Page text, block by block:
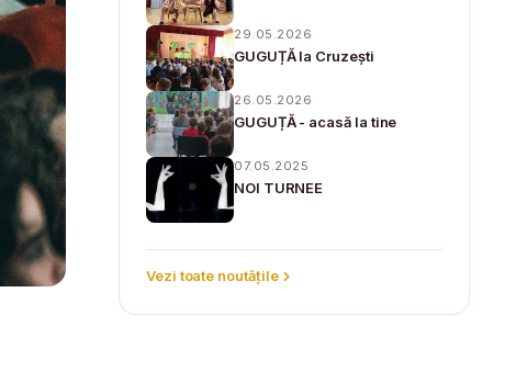
29.05.2026
GUGUȚĂ la Cruzești
26.05.2026
GUGUȚĂ - acasă la tine
07.05.2025
NOI TURNEE
Vezi toate noutățile